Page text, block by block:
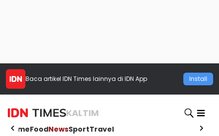
Baca artikel IDN Times lainnya di IDN App Install
KALTIM
HomeFoodNewsSportTravel